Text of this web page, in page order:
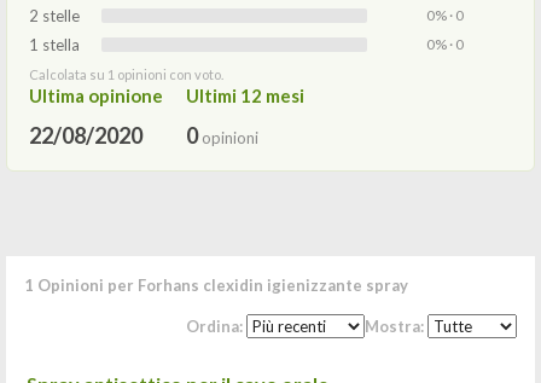
2 stelle 0% · 0
1 stella 0% · 0
Calcolata su 1 opinioni con voto.
Ultima opinione
22/08/2020
Ultimi 12 mesi
0opinioni
1 Opinioni per Forhans clexidin igienizzante spray
Ordina: Mostra: